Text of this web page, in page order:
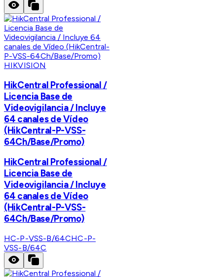
HIKVISION
HikCentral Professional /
Licencia Base de
Videovigilancia / Incluye
64 canales de Vídeo
(HikCentral-P-VSS-
64Ch/Base/Promo)
HikCentral Professional /
Licencia Base de
Videovigilancia / Incluye
64 canales de Vídeo
(HikCentral-P-VSS-
64Ch/Base/Promo)
HC-P-VSS-B/64CHC-P-
VSS-B/64C